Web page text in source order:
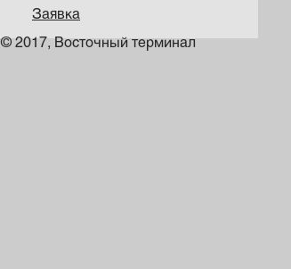
Заявка
© 2017, Восточный терминал